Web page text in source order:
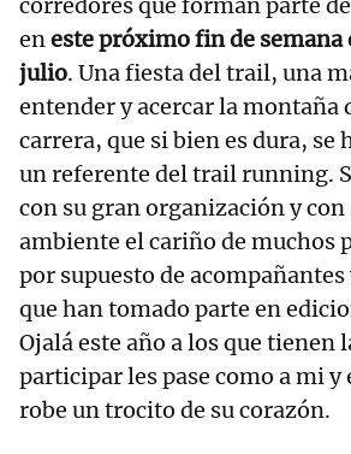
corredores que forman parte
eneste próximo fin de semana
julio. Una fiesta del trail, una
entender y acercar la montaña
carrera, que si bien es dura, se
un referente del trail running.
con su gran organización y
ambiente el cariño de muchos
por supuesto de
que han tomado parte en
Ojalá este año a los que tienen
participar les pase como a mi y
robe un trocito de su corazón.